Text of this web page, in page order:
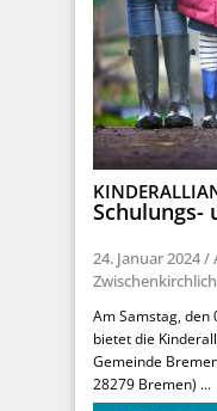
Schulungs-
24. Januar 2024/
Am Samstag, den
bietet die
Gemeinde
28279 Bremen) ...